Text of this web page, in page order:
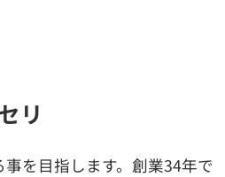
リ
を目指します。創業34年で